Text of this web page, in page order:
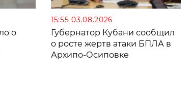
о
15:55 03.08.2026
Губернатор Кубани сообщил
о росте жертв атаки БПЛА в
Архипо-Осиповке